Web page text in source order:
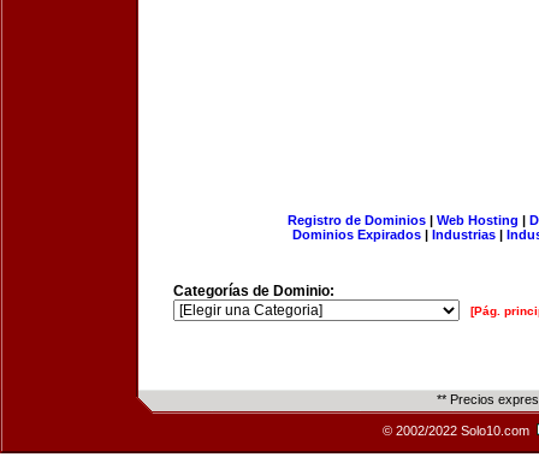
Registro de Dominios| Web Hosting |
Dominios Expirados | Industrias |
Categorías de Dominio:
[Pág.
** Precios
© 2002/2022 Solo10.com